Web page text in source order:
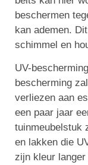
beschermen
kan ademen.
schimmel en
UV-
bescherming
verliezen aan
een paar jaar
tuinmeubelstuk
en lakken die
zijn kleur